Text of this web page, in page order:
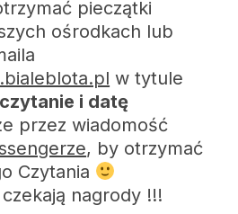
pieczątki
ośrodkach lub
w tytule
i datę
przez wiadomość
, by otrzymać
Czytania
nagrody !!!